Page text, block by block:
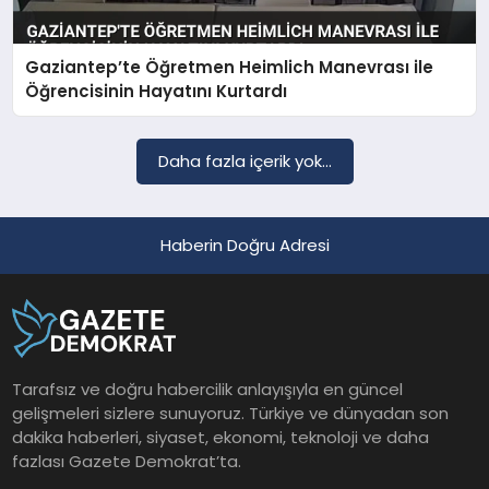
SAĞLIK
YAŞAM
Gaziantep’te Öğretmen Heimlich Manevrası ile
Öğrencisinin Hayatını Kurtardı
Daha fazla içerik yok...
Haberin Doğru Adresi
Tarafsız ve doğru habercilik anlayışıyla en güncel
gelişmeleri sizlere sunuyoruz. Türkiye ve dünyadan son
dakika haberleri, siyaset, ekonomi, teknoloji ve daha
fazlası Gazete Demokrat’ta.